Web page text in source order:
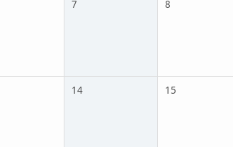
7 8
14 15